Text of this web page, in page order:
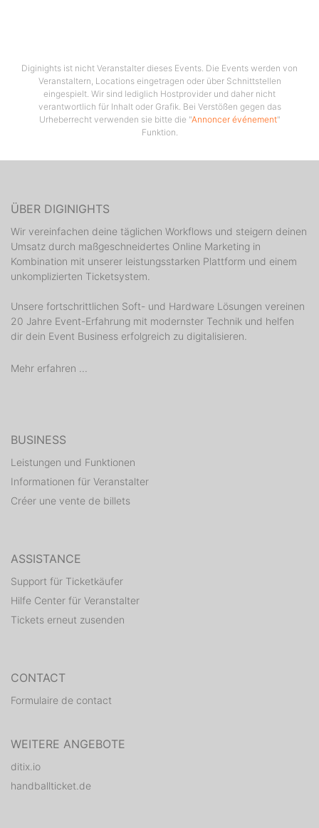
Diginights ist nicht Veranstalter dieses Events. Die Events werden von
Veranstaltern, Locations eingetragen oder über Schnittstellen
eingespielt. Wir sind lediglich Hostprovider und daher nicht
verantwortlich für Inhalt oder Grafik. Bei Verstößen gegen das
Urheberrecht verwenden sie bitte die "Annoncer événement"
Funktion.
ÜBER DIGINIGHTS
Wir vereinfachen deine täglichen Workflows und steigern deinen
Umsatz durch maßgeschneidertes Online Marketing in
Kombination mit unserer leistungsstarken Plattform und einem
unkomplizierten Ticketsystem.
Unsere fortschrittlichen Soft- und Hardware Lösungen vereinen
20 Jahre Event-Erfahrung mit modernster Technik und helfen
dir dein Event Business erfolgreich zu digitalisieren.
Mehr erfahren ...
BUSINESS
Leistungen und Funktionen
Informationen für Veranstalter
Créer une vente de billets
ASSISTANCE
Support für Ticketkäufer
Hilfe Center für Veranstalter
Tickets erneut zusenden
CONTACT
Formulaire de contact
WEITERE ANGEBOTE
ditix.io
handballticket.de